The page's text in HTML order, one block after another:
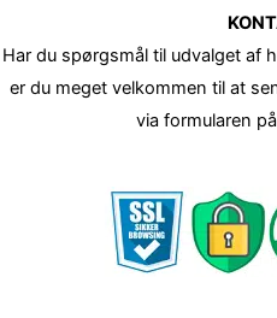
Har du spørgsmål til udvalget af
er du meget velkommen til at
via formularen